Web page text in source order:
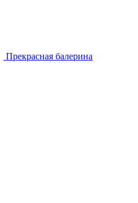
Прекрасная балерина